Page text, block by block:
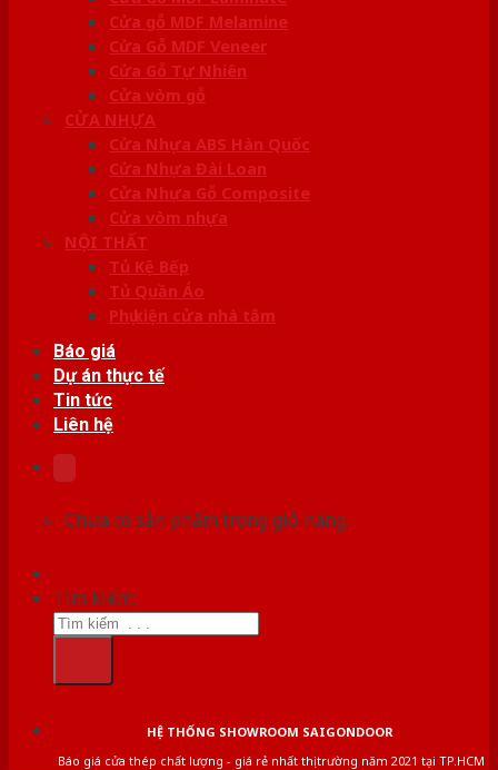
Cửa gỗ MDF Melamine
Cửa Gỗ MDF Veneer
Cửa Gỗ Tự Nhiên
Cửa vòm gỗ
CỬA NHỰA
Cửa Nhựa ABS Hàn Quốc
Cửa Nhựa Đài Loan
Cửa Nhựa Gỗ Composite
Cửa vòm nhựa
NỘI THẤT
Tủ Kệ Bếp
Tủ Quần Áo
Phụ kiện cửa nhà tắm
Báo giá
Dự án thực tế
Tin tức
Liên hệ
Chưa có sản phẩm trong giỏ hàng.
Tìm kiếm:
HỆ THỐNG SHOWROOM SAIGONDOOR
Báo giá cửa thép chất lượng - giá rẻ nhất thị trường năm 2021 tại TP.HCM